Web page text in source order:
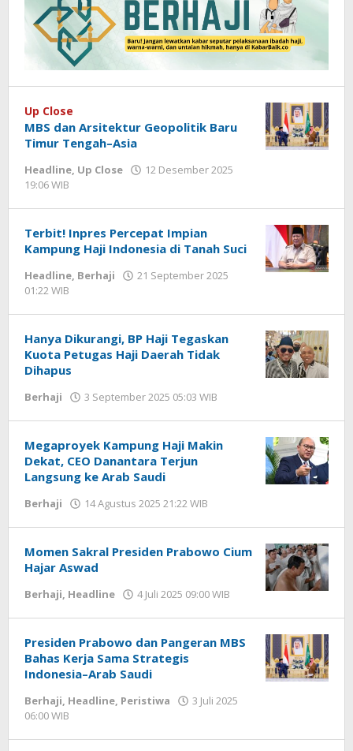
Up Close
MBS dan Arsitektur Geopolitik Baru
Timur Tengah–Asia
Headline, Up Close
12 Desember 2025
19:06 WIB
Terbit! Inpres Percepat Impian
Kampung Haji Indonesia di Tanah Suci
Headline, Berhaji
21 September 2025
01:22 WIB
Hanya Dikurangi, BP Haji Tegaskan
Kuota Petugas Haji Daerah Tidak
Dihapus
Berhaji 3 September 2025 05:03 WIB
Megaproyek Kampung Haji Makin
Dekat, CEO Danantara Terjun
Langsung ke Arab Saudi
Berhaji 14 Agustus 2025 21:22 WIB
Momen Sakral Presiden Prabowo Cium
Hajar Aswad
Berhaji, Headline 4 Juli 2025 09:00 WIB
Presiden Prabowo dan Pangeran MBS
Bahas Kerja Sama Strategis
Indonesia–Arab Saudi
Berhaji, Headline, Peristiwa
3 Juli 2025
06:00 WIB